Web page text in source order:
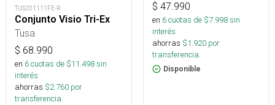
TUS201111FE-R
Conjunto Visio Tri-Ex
Tusa
$ 68.990
en 6cuotas de $11.498sin
interés
ahorras $2.760 por
transferencia.
$ 47.990
en 6cuotas de $7.998sin
interés
ahorras $1.920 por
transferencia.
Disponible